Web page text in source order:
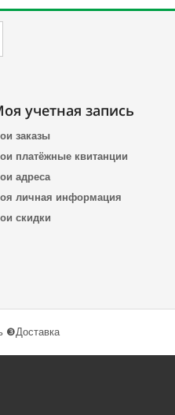
учетная запись
заказы
платёжные квитанции
адреса
личная информация
скидки
❸Доставка